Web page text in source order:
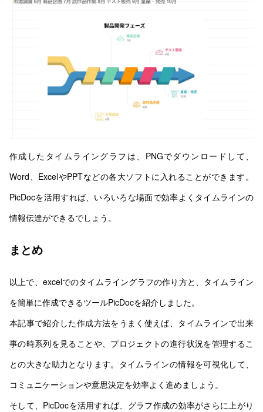
作成したタイムライングラフは、PNGでダウンロードして、
Word、ExcelやPPTなどの各大ソフトに入れることができます。
PicDocを活用すれば、いろいろな場面で効率よくタイムラインの
情報伝達ができるでしょう。
まとめ
以上で、excelでのタイムライングラフの作り方と、タイムライン
を簡単に作成できるツールPicDocを紹介しました。
本記事で紹介した作成方法をうまく使えば、タイムラインで出来
事の時系列を見ることや、プロジェクトの進行状況を管理するこ
との大きな助力となります。タイムラインの情報を可視化して、
コミュニケーションや意思決定を効率よく進めましょう。
そして、PicDocを活用すれば、グラフ作成の効率がさらに上がり